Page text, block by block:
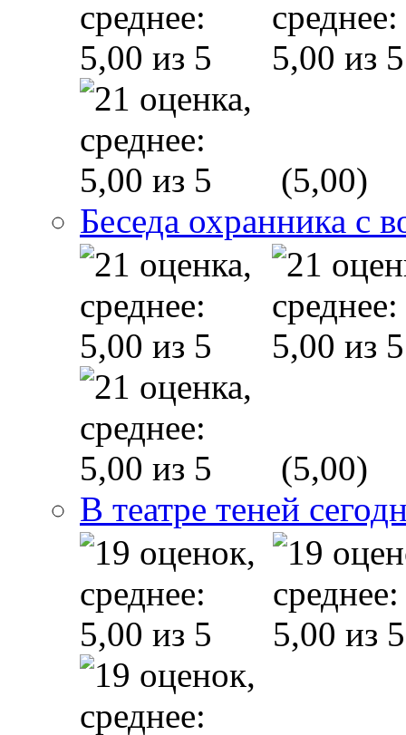
(5,00)
Беседа охранника с
(5,00)
В театре теней